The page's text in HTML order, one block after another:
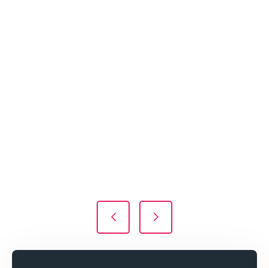
Navigation des articles